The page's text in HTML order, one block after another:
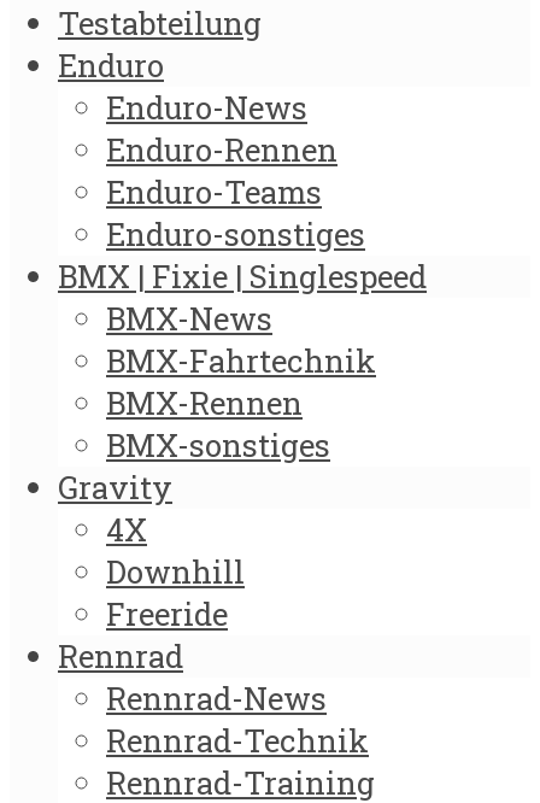
Testabteilung
Enduro
Enduro-News
Enduro-Rennen
Enduro-Teams
Enduro-sonstiges
BMX | Fixie | Singlespeed
BMX-News
BMX-Fahrtechnik
BMX-Rennen
BMX-sonstiges
Gravity
4X
Downhill
Freeride
Rennrad
Rennrad-News
Rennrad-Technik
Rennrad-Training